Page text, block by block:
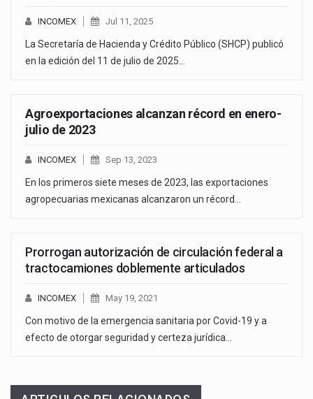
INCOMEX Jul 11, 2025
La Secretaría de Hacienda y Crédito Público (SHCP) publicó
en la edición del 11 de julio de 2025…
Agroexportaciones alcanzan récord en enero-
julio de 2023
INCOMEX Sep 13, 2023
En los primeros siete meses de 2023, las exportaciones
agropecuarias mexicanas alcanzaron un récord…
Prorrogan autorización de circulación federal a
tractocamiones doblemente articulados
INCOMEX May 19, 2021
Con motivo de la emergencia sanitaria por Covid-19 y a
efecto de otorgar seguridad y certeza jurídica…